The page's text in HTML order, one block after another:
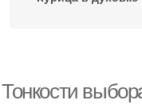
Тонкости